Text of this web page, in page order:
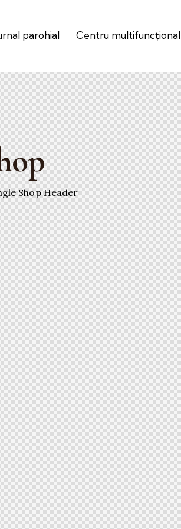
parohial Centru multifuncțional
Shop Header